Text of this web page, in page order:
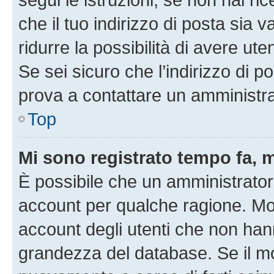
che il tuo indirizzo di posta sia
ridurre la possibilità di avere
Se sei sicuro che l’indirizzo di
prova a contattare un
Top
Mi sono registrato tempo fa,
È possibile che un
account per qualche ragione.
account degli utenti che non
grandezza del database. Se il